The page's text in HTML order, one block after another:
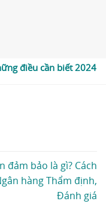
điều cần biết 2024
đảm bảo là gì? Cách
hàng Thẩm định,
Đánh giá